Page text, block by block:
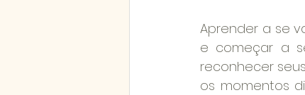
Aprender a se
e começar a
reconhecer
os momentos